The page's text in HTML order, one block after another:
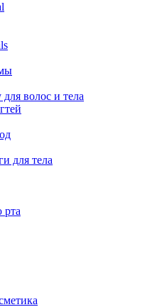
волос и тела
для тела
рта